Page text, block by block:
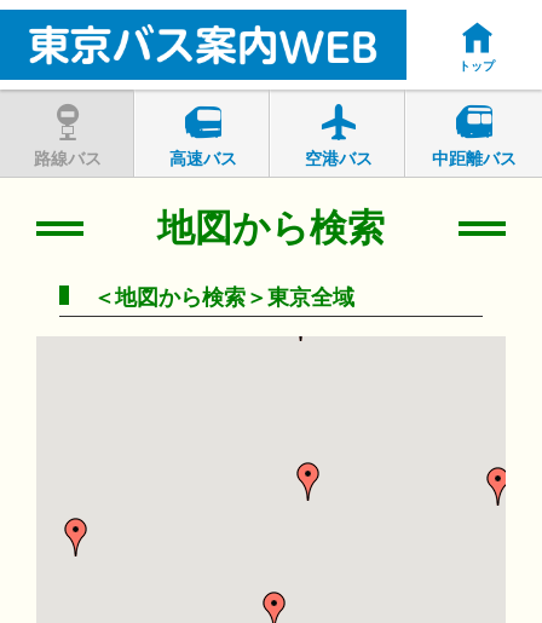
トップ
路線バス 高速バス 空港バス 中距離バス
地図から検索
＜地図から検索＞東京全域